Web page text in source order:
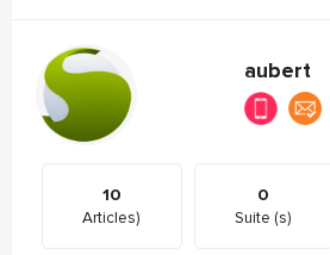
aubert
10
Articles)
0
Suite (s)